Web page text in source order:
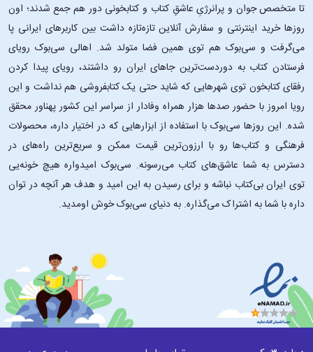
• ترسیم جهانی کوچک اما قدرتمند از جامعهٔ فیلیپین: این رمان از نگاه گاگامبا،
یک فروشندهٔ بلیت معلول و مجموعه‌ای از شخصیت‌های دیگر نوشته شده
است که پیچیدگی اخلاقی و اثرات ماندگار اوضاع فیلیپین پس از حکومت
نظامی را به تصویر کشیده است.
• کتابی کوتاه اما عمیقاً تأثیرگذار: این کتاب کوتاه است اما داستانی بسیار عمیق
و تأثیرگذار و روایتی متمرکز دارد که مضامین چند لایه را بدون زیاده‌روی و
افراط و خسته‌کردن مخاطب، بررسی می‌کند.
• طنین اجتماعی و سیاسی: فروپاشی رستوران کامارین که در زلزله رخ می‌دهد،
به عنوان یک پاکسازی در نظر گرفته شده است که نویسنده نشان می‌دهد این
پاکسازی، سلسله مراتب اجتماعی را به‌طور ناگهانی زیر سؤال می‌برد و
خوانندگان را به تأمل در مورد امتیاز و عدالت وامی‌دارد.
• داستانی با هستهٔ فلسفی: بقای گاگامبا در زلزله برخی سؤالات وجودی را
مطرح می‌کند: چرا برخی زنده می‌مانند درحالی‌که برخی دیگر هلاک می‌شوند؟
• داستانی واضح، ساده و شخصیت‌محور:
رمان مانند مجموعه‌ای از چند
داستان کوتاه است که هر کدام نگاهی اجمالی به زندگی‌ای متفاوت دارند.
همچنین نویسنده در خلال این ماجراها، موضوعاتی مثل فساد، پشیمانی،
عشق، جاه‌طلبی و ضعف انسانی را برجسته کرده است.
• دریچه‌ای به هنر یک نماد ادبی:این رمان را یکی از نویسندگان ملی فیلیپین
نوشته است. توانایی خوسه در تلفیق نقد اجتماعی با داستان‌سرایی بسیار
تا متخصص جوان و پرانرژیِ عاشقِ کتاب و کتابخونی دور هم جمع شدند؛ اون‌
روزها خرید اینترنتی و سفارش آنلاین تازه‌تازه داشت بین کاربرهای ایرانی پا
می‌گرفت و سی‌بوک هم توی همین فضا متولد شد. اهالی سی‌بوک رویای
فرستادن کتاب به دوردست‌ترین جاهای ایران رو داشتند، رویای پیدا کردن
رفقای کتابخون توی شهرهایی که شاید حتی یک کتابفروشی هم نداشت و این
رویا امروز با حضور صدها هزار همراه وفادار از سراسر این کشور پهناور محقق
شده. این ‌روزها سی‌بوک با استفاده از ابزارهایی که در اختیار داره، محصولات
فرهنگی و کتاب‌ها رو با ارزون‌ترین قیمت ممکن و سریع‌ترین راه‌های در
دسترس به شما عاشق‌های کتاب می‌رسونه. سی‌بوک امیدواره هیچ خونه‌یی
توی ایران بی‌کتاب نباشه و برای رسیدن به این امید و هدف هر آنچه در توان
داره با شما به اشتراک می‌گذاره. به دنیای سی‌بوک خوش اومدید.